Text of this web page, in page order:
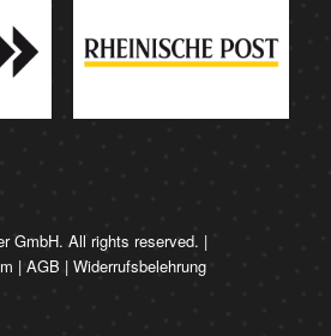
GmbH. All rights reserved. |
| AGB | Widerrufsbelehrung